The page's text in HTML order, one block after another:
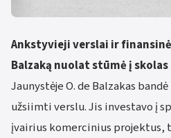
Ankstyvieji verslai ir
Balzaką nuolat stūmė į skolas
Jaunystėje O. de Balzakas
užsiimti verslu. Jis investavo į
įvairius komercinius projektus,